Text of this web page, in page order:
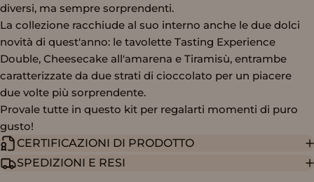
diversi, ma sempre sorprendenti.
La collezione racchiude al suo interno anche le due dolci
novità di quest'anno: le tavolette Tasting Experience
Double, Cheesecake all'amarena e Tiramisù, entrambe
caratterizzate da due strati di cioccolato per un piacere
due volte più sorprendente.
Provale tutte in questo kit per regalarti momenti di puro
gusto!
CERTIFICAZIONI DI PRODOTTO
SPEDIZIONI E RESI